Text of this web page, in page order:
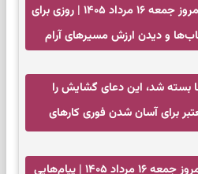
فال سرنوشت امروز جمعه ۱۶ مرداد ۱۴۰۵ | روزی برای
و دیدن ارزش مسیرهای آرام
بسته شد، این دعای گشایش را
برای آسان شدن فوری کارهای
فال فرشتگان امروز جمعه ۱۶ مرداد ۱۴۰۵ | پیام‌هایی